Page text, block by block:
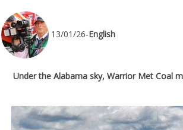
13/01/26-English
Under the Alabama sky, Warrior Met Coal